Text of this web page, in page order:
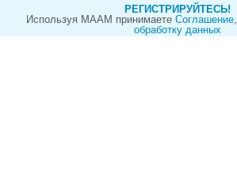
РЕГИСТРИРУЙТЕСЬ!
Используя МААМ принимаете Cоглашение,
обработку данных